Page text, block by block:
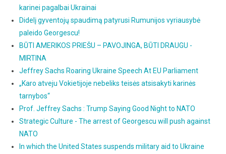
karinei pagalbai Ukrainai
Didelį gyventojų spaudimą patyrusi Rumunijos vyriausybė
paleido Georgescu!
BŪTI AMERIKOS PRIEŠU – PAVOJINGA, BŪTI DRAUGU -
MIRTINA
Jeffrey Sachs Roaring Ukraine Speech At EU Parliament
„Karo atveju Vokietijoje nebeliks teisės atsisakyti karinės
tarnybos“
Prof. Jeffrey Sachs : Trump Saying Good Night to NATO
Strategic Culture - The arrest of Georgescu will push against
NATO
In which the United States suspends military aid to Ukraine